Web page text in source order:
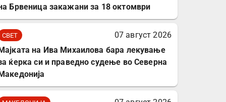
Брвеница закажани за 18 октомври
СВЕТ
07 август 2026
на Ива Михаилова бара лекување
ќерка си и праведно судење во Северна